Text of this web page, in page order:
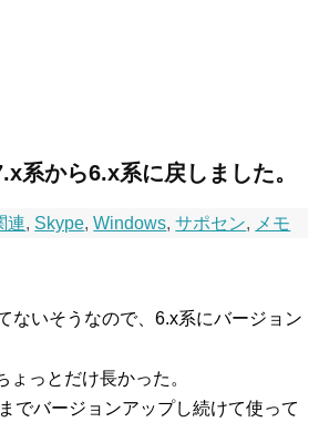
系から6.x系に戻しました。
連, Skype,Windows,サポセン, メモ
ないそうなので、6.x系にバージョン
ょっとだけ長かった。
でバージョンアップし続けて使って